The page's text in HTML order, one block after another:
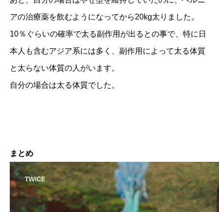
アの治療薬を飲むようになってから20kg太りました。
10％ぐらいの確率で太る副作用が出るとの事で、特に日
本人も含むアジア系には多く、副作用によって太る体質
と太らない体質の人がいます。
自分の場合は太る体質でした。
まとめ